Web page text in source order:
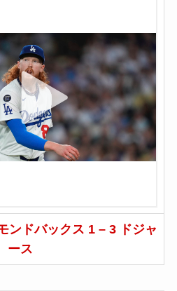
ンドバックス 1 – 3 ドジャ
ース